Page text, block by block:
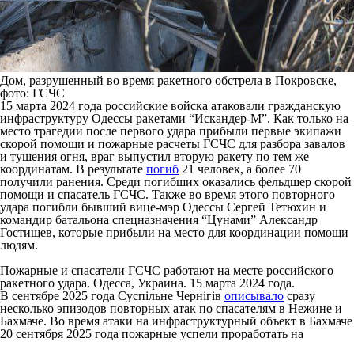
Дом, разрушенный во время ракетного обстрела в Покровске,
фото: ГСЧС
15 марта 2024 года российские войска атаковали гражданскую
инфраструктуру Одессы ракетами “Искандер-М”. Как только на
место трагедии после первого удара прибыли первые экипажи
скорой помощи и пожарные расчеты ГСЧС для разбора завалов
и тушения огня, враг выпустил вторую ракету по тем же
координатам. В результате погиб 21 человек, а более 70
получили ранения. Среди погибших оказались фельдшер скорой
помощи и спасатель ГСЧС. Также во время этого повторного
удара погибли бывший вице-мэр Одессы Сергей Тетюхин и
командир батальона спецназначения “Цунами” Александр
Гостищев, которые прибыли на место для координации помощи
людям.
Пожарные и спасатели ГСЧС работают на месте российского
ракетного удара. Одесса, Украина. 15 марта 2024 года.
В сентябре 2025 года Суспільне Чернігів описывало сразу
несколько эпизодов повторных атак по спасателям в Нежине и
Бахмаче. Во время атаки на инфраструктурный объект в Бахмаче
20 сентября 2025 года пожарные успели проработать на